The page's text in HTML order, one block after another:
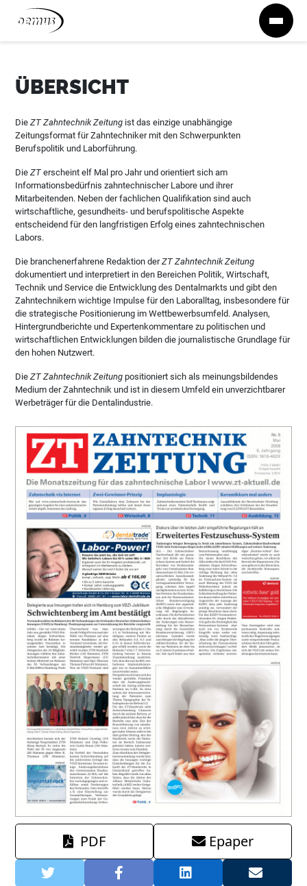
Zum Inhalt springen
ÜBERSICHT
DieZT Zahntechnik Zeitung ist das einzige unabhängige
Zeitungsformat für Zahntechniker mit den Schwerpunkten
Berufspolitik und Laborführung.
DieZT erscheint elf Mal pro Jahr und orientiert sich am
Informationsbedürfnis zahntechnischer Labore und ihrer
Mitarbeitenden. Neben der fachlichen Qualifikation sind auch
wirtschaftliche, gesundheits- und berufspolitische Aspekte
entscheidend für den langfristigen Erfolg eines zahntechnischen
Labors.
Die branchenerfahrene Redaktion derZT Zahntechnik Zeitung
dokumentiert und interpretiert in den Bereichen Politik, Wirtschaft,
Technik und Service die Entwicklung des Dentalmarkts und gibt den
Zahntechnikern wichtige Impulse für den Laboralltag, insbesondere für
die strategische Positionierung im Wettbewerbsumfeld. Analysen,
Hintergrundberichte und Expertenkommentare zu politischen und
wirtschaftlichen Entwicklungen bilden die journalistische Grundlage für
den hohen Nutzwert.
DieZT Zahntechnik Zeitung positioniert sich als meinungsbildendes
Medium der Zahntechnik und ist in diesem Umfeld ein unverzichtbarer
Werbeträger für die Dentalindustrie.
PDF Epaper